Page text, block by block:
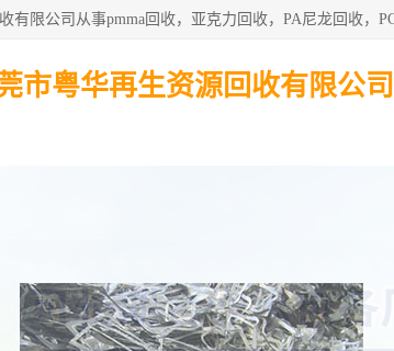
市粤华再生资源回收有限公司